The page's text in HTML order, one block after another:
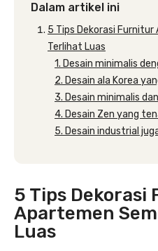
Dalam artikel ini
5 Tips Dekorasi
Terlihat Luas
1. Desain minimalis
2. Desain ala Korea
3. Desain minimalis
4. Desain Zen yang
5. Desain industrial
5 Tips
Apartemen
Luas